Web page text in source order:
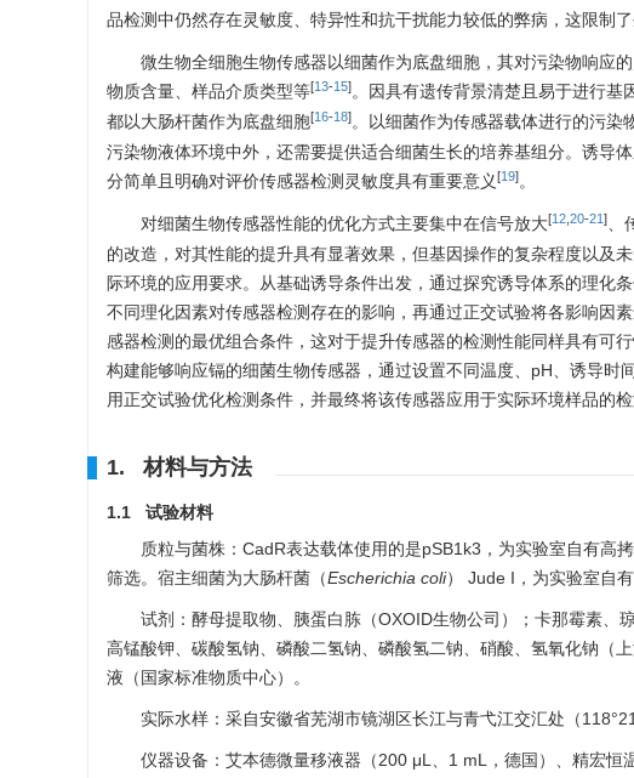
品检测中仍然存在灵敏度、特异性和抗干扰能力较低的弊病，这限制
微生物全细胞生物传感器以细菌作为底盘细胞，其对污染物响应
物质含量、样品介质类型等[13-15]。因具有遗传背景清楚且易于进行基
都以大肠杆菌作为底盘细胞[16-18]。以细菌作为传感器载体进行的污染
污染物液体环境中外，还需要提供适合细菌生长的培养基组分。诱导
分简单且明确对评价传感器检测灵敏度具有重要意义[19]。
对细菌生物传感器性能的优化方式主要集中在信号放大[12 20-21]
的改造，对其性能的提升具有显著效果，但基因操作的复杂程度以及
际环境的应用要求。从基础诱导条件出发，通过探究诱导体系的理化
不同理化因素对传感器检测存在的影响，再通过正交试验将各影响因
感器检测的最优组合条件，这对于提升传感器的检测性能同样具有可
构建能够响应镉的细菌生物传感器，通过设置不同温度、pH、诱导时
用正交试验优化检测条件，并最终将该传感器应用于实际环境样品的检
1. 材料与方法
1.1 试验材料
质粒与菌株：CadR表达载体使用的是pSB1k3，为实验室自有高
筛选。宿主细菌为大肠杆菌（Escherichia coli） Jude I，为实验室自有
试剂：酵母提取物、胰蛋白胨（OXOID生物公司）；卡那霉素、
高锰酸钾、碳酸氢钠、磷酸二氢钠、磷酸氢二钠、硝酸、氢氧化钠（
液（国家标准物质中心）。
实际水样：采自安徽省芜湖市镜湖区长江与青弋江交汇处（
仪器设备：艾本德微量移液器（200 μL、1 mL，德国）、精宏